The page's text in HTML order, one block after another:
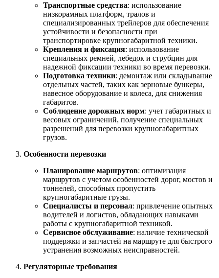
Транспортные средства: использование
низкорамных платформ, тралов и
специализированных трейлеров для обеспечения
устойчивости и безопасности при
транспортировке крупногабаритной техники.
Крепления и фиксация: использование
специальных ремней, лебедок и струбцин для
надежной фиксации техники во время перевозки.
Подготовка техники: демонтаж или складывание
отдельных частей, таких как зерновые бункеры,
навесное оборудование и колеса, для снижения
габаритов.
Соблюдение дорожных норм: учет габаритных и
весовых ограничений, получение специальных
разрешений для перевозки крупногабаритных
грузов.
Особенности перевозки
Планирование маршрутов: оптимизация
маршрутов с учетом особенностей дорог, мостов и
тоннелей, способных пропустить
крупногабаритные грузы.
Специалисты и персонал: привлечение опытных
водителей и логистов, обладающих навыками
работы с крупногабаритной техникой.
Сервисное обслуживание: наличие технической
поддержки и запчастей на маршруте для быстрого
устранения возможных неисправностей.
Регуляторные требования